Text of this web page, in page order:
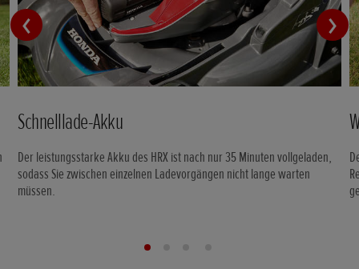
Schnelllade-Akku
Der leistungsstarke Akku des HRX ist nach nur 35 Minuten vollgeladen,
sodass Sie zwischen einzelnen Ladevorgängen nicht lange warten
müssen.